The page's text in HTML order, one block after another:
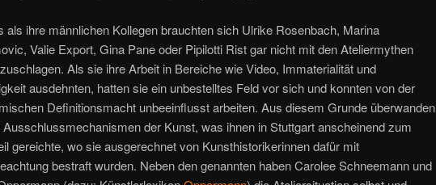
als ihre männlichen Kollegen brauchten sich Ulrike Rosenbach, Marina
Valie Export, Gina Pane oder Pipilotti Rist gar nicht mit den Ateliermythen
Als sie ihre Arbeit in Bereiche wie Video, Immaterialität und
ausdehnten, hatten sie ein unbestelltes Feld vor sich und konnten von der
Definitionsmacht unbeeinflusst arbeiten. Aus diesem Grunde überwanden
Ausschlussmechanismen der Kunst, was ihnen in Stuttgart anscheinend zum
gereichte, wo sie ausgerechnet von Kunsthistorikerinnen dafür mit
bestraft wurden. Neben den genannten haben Carolee Schneemann und